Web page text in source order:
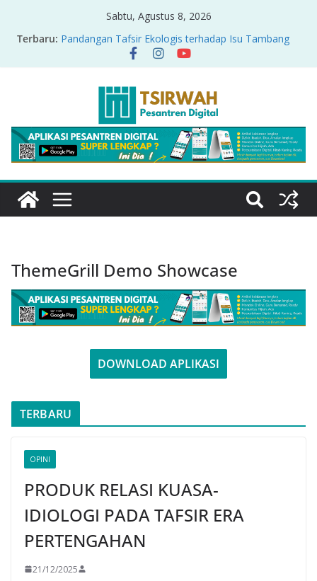
Sabtu, Agustus 8, 2026
Terbaru: Pandangan Tafsir Ekologis terhadap Isu Tambang
Nikel di Raja Ampat
PRODUK RELASI KUASA-IDIOLOGI PADA TAFSIR
Sirah Nabawiyah
Oversharing dan Privasi dalam Al-Qur’an: “Ketika
Ayat Bicara Soal Curhat di Sosmed”
Menyikapi Fatherless, Kisah Lukman Menjadi
Cerminan
ThemeGrill Demo Showcase
DOWNLOAD APLIKASI
TERBARU
OPINI
PRODUK RELASI KUASA-
IDIOLOGI PADA TAFSIR ERA
PERTENGAHAN
21/12/2025